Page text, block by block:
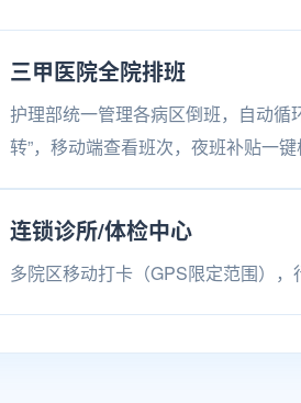
三甲医院全院排班
护理部统一管理各病区倒班，自动循
转”，移动端查看班次，夜班补贴一键
连锁诊所/体检中心
多院区移动打卡（GPS限定范围），